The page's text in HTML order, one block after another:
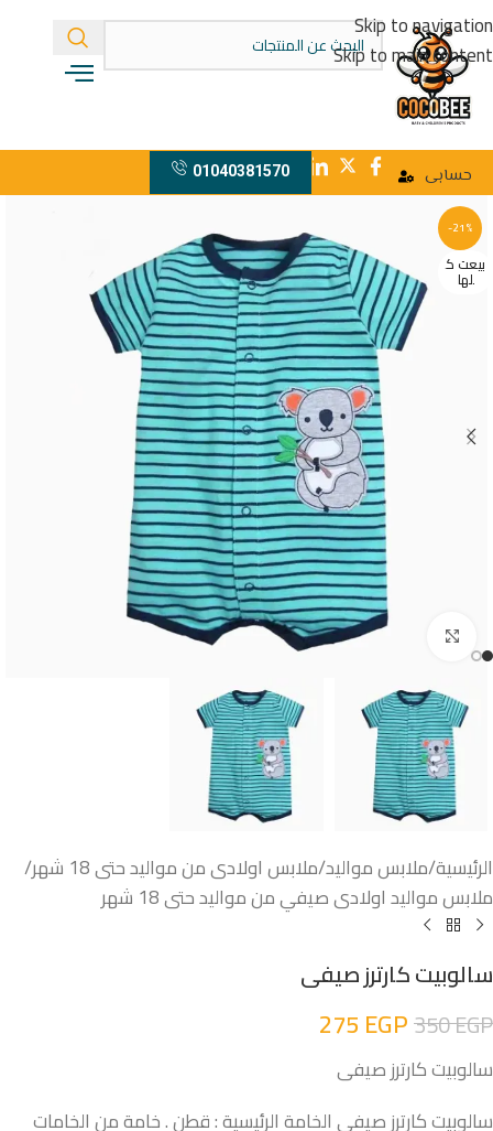
Skip to navigation
Skip to main content
حسابى 01040381570
-21%
بيعت ك
لها
اضغط للتكبير
الرئيسية/ملابس مواليد/ملابس اولادى من مواليد حتى 18 شهر
/
ملابس مواليد اولادى صيفي من مواليد حتى 18 شهر
سالوبيت كارترز صيفى
350EGP
275EGP
سالوبيت كارترز صيفى
سالوبيت كارترز صيفى الخامة الرئيسية : قطن . خامة من الخامات